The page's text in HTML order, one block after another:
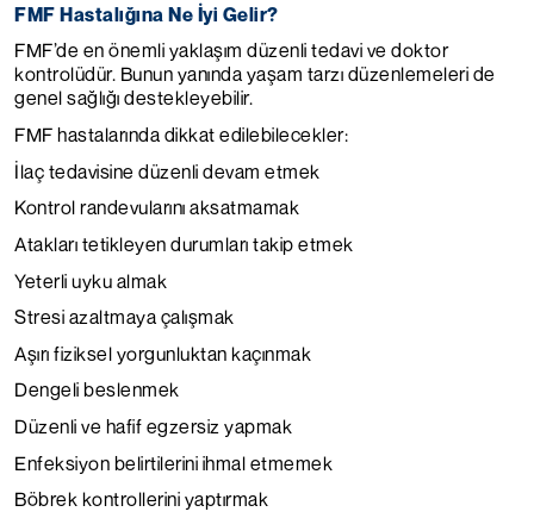
FMF Hastalığına Ne İyi Gelir?
FMF’de en önemli yaklaşım düzenli tedavi ve doktor
kontrolüdür. Bunun yanında yaşam tarzı düzenlemeleri de
genel sağlığı destekleyebilir.
FMF hastalarında dikkat edilebilecekler:
İlaç tedavisine düzenli devam etmek
Kontrol randevularını aksatmamak
Atakları tetikleyen durumları takip etmek
Yeterli uyku almak
Stresi azaltmaya çalışmak
Aşırı fiziksel yorgunluktan kaçınmak
Dengeli beslenmek
Düzenli ve hafif egzersiz yapmak
Enfeksiyon belirtilerini ihmal etmemek
Böbrek kontrollerini yaptırmak